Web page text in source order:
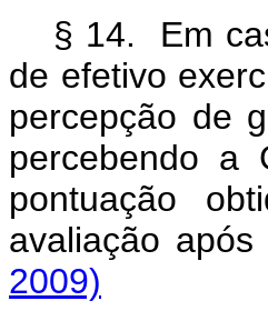
§ 14. Em
de efetivo
percepção de
percebendo a
pontuação
avaliação
2009)